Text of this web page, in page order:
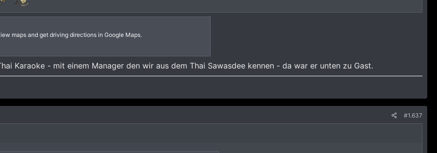
maps and get driving directions in Google Maps.
Karaoke - mit einem Manager den wir aus dem Thai Sawasdee kennen - da war er unten zu Gast.
#1.637